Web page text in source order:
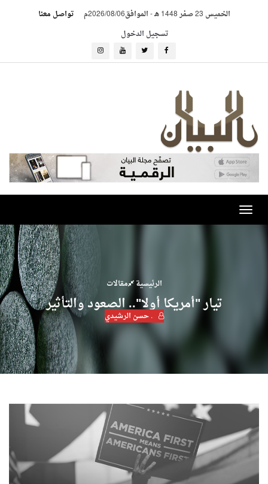
الخميس 23 صفر 1448 هـ -الموافق2026/08/06م
تواصل معنا
تسجيل الدخول
Toggle
navigation
الرئيسية مقالات
تيار "أمريكا أولا".. الصعود والتأثير
. حسن الرشيدي